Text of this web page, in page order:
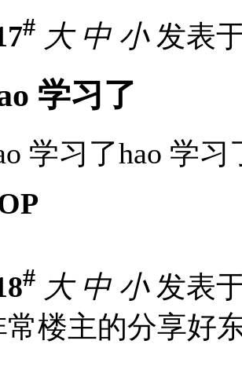
# 大 中 小发表
学习了
学习了hao 学习
# 大 中 小发表
常楼主的分享好